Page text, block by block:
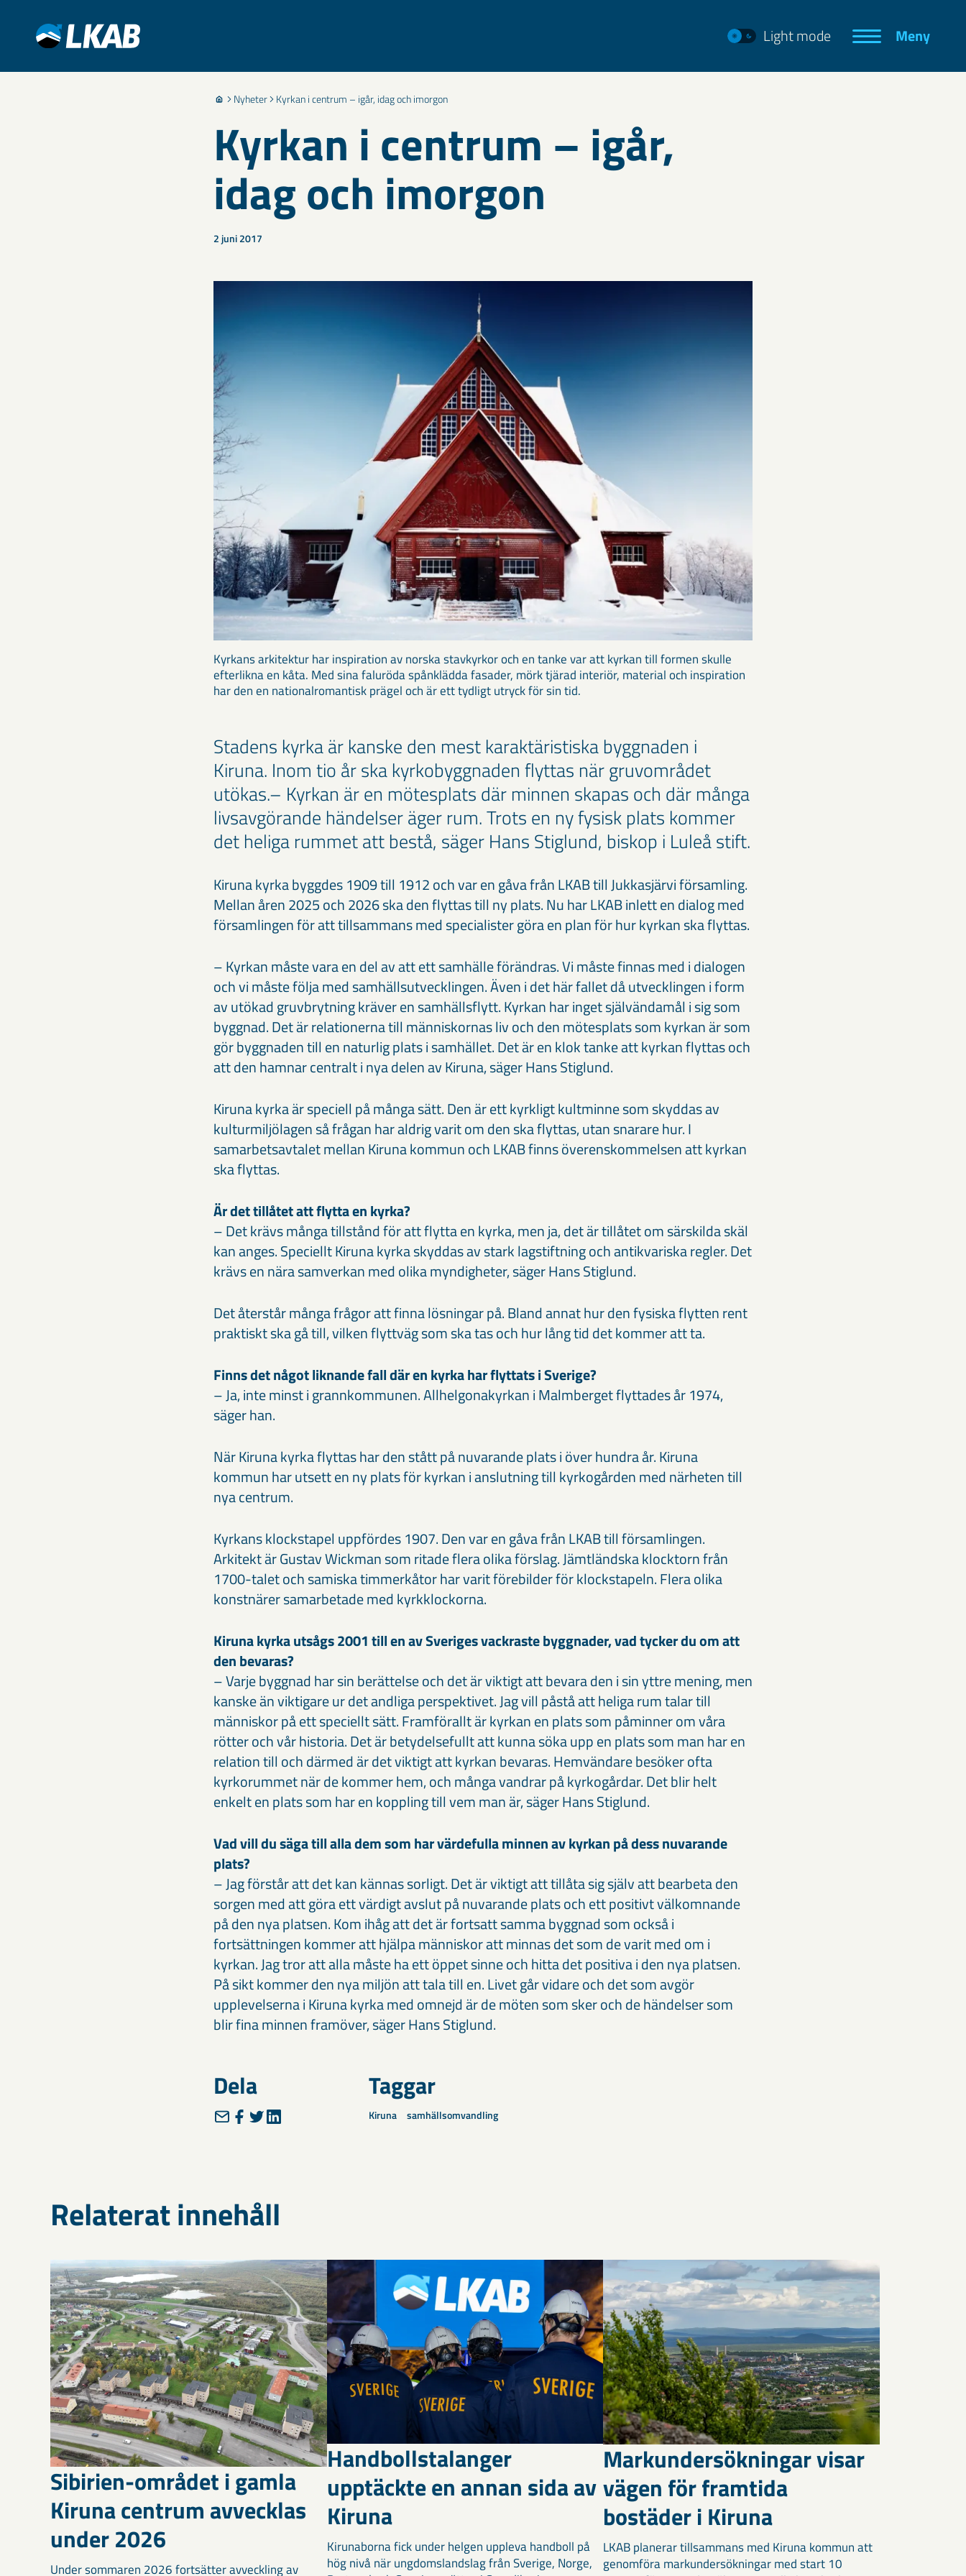
Light mode Meny
Nyheter Kyrkan i centrum – igår, idag och imorgon
Kyrkan i centrum – igår,
idag och imorgon
2 juni 2017
Kyrkans arkitektur har inspiration av norska stavkyrkor och en tanke var att kyrkan till formen skulle
efterlikna en kåta. Med sina faluröda spånklädda fasader, mörk tjärad interiör, material och inspiration
har den en nationalromantisk prägel och är ett tydligt utryck för sin tid.
Stadens kyrka är kanske den mest karaktäristiska byggnaden i
Kiruna. Inom tio år ska kyrkobyggnaden flyttas när gruvområdet
utökas.– Kyrkan är en mötesplats där minnen skapas och där många
livsavgörande händelser äger rum. Trots en ny fysisk plats kommer
det heliga rummet att bestå, säger Hans Stiglund, biskop i Luleå stift.
Kiruna kyrka byggdes 1909 till 1912 och var en gåva från LKAB till Jukkasjärvi församling.
Mellan åren 2025 och 2026 ska den flyttas till ny plats. Nu har LKAB inlett en dialog med
församlingen för att tillsammans med specialister göra en plan för hur kyrkan ska flyttas.
– Kyrkan måste vara en del av att ett samhälle förändras. Vi måste finnas med i dialogen
och vi måste följa med samhällsutvecklingen. Även i det här fallet då utvecklingen i form
av utökad gruvbrytning kräver en samhällsflytt. Kyrkan har inget självändamål i sig som
byggnad. Det är relationerna till människornas liv och den mötesplats som kyrkan är som
gör byggnaden till en naturlig plats i samhället. Det är en klok tanke att kyrkan flyttas och
att den hamnar centralt i nya delen av Kiruna, säger Hans Stiglund.
Kiruna kyrka är speciell på många sätt. Den är ett kyrkligt kultminne som skyddas av
kulturmiljölagen så frågan har aldrig varit om den ska flyttas, utan snarare hur. I
samarbetsavtalet mellan Kiruna kommun och LKAB finns överenskommelsen att kyrkan
ska flyttas.
Är det tillåtet att flytta en kyrka?
– Det krävs många tillstånd för att flytta en kyrka, men ja, det är tillåtet om särskilda skäl
kan anges. Speciellt Kiruna kyrka skyddas av stark lagstiftning och antikvariska regler. Det
krävs en nära samverkan med olika myndigheter, säger Hans Stiglund.
Det återstår många frågor att finna lösningar på. Bland annat hur den fysiska flytten rent
praktiskt ska gå till, vilken flyttväg som ska tas och hur lång tid det kommer att ta.
Finns det något liknande fall där en kyrka har flyttats i Sverige?
– Ja, inte minst i grannkommunen. Allhelgonakyrkan i Malmberget flyttades år 1974,
säger han.
När Kiruna kyrka flyttas har den stått på nuvarande plats i över hundra år. Kiruna
kommun har utsett en ny plats för kyrkan i anslutning till kyrkogården med närheten till
nya centrum.
Kyrkans klockstapel uppfördes 1907. Den var en gåva från LKAB till församlingen.
Arkitekt är Gustav Wickman som ritade flera olika förslag. Jämtländska klocktorn från
1700-talet och samiska timmerkåtor har varit förebilder för klockstapeln. Flera olika
konstnärer samarbetade med kyrkklockorna.
Kiruna kyrka utsågs 2001 till en av Sveriges vackraste byggnader, vad tycker du om att
den bevaras?
– Varje byggnad har sin berättelse och det är viktigt att bevara den i sin yttre mening, men
kanske än viktigare ur det andliga perspektivet. Jag vill påstå att heliga rum talar till
människor på ett speciellt sätt. Framförallt är kyrkan en plats som påminner om våra
rötter och vår historia. Det är betydelsefullt att kunna söka upp en plats som man har en
relation till och därmed är det viktigt att kyrkan bevaras. Hemvändare besöker ofta
kyrkorummet när de kommer hem, och många vandrar på kyrkogårdar. Det blir helt
enkelt en plats som har en koppling till vem man är, säger Hans Stiglund.
Vad vill du säga till alla dem som har värdefulla minnen av kyrkan på dess nuvarande
plats?
– Jag förstår att det kan kännas sorligt. Det är viktigt att tillåta sig själv att bearbeta den
sorgen med att göra ett värdigt avslut på nuvarande plats och ett positivt välkomnande
på den nya platsen. Kom ihåg att det är fortsatt samma byggnad som också i
fortsättningen kommer att hjälpa människor att minnas det som de varit med om i
kyrkan. Jag tror att alla måste ha ett öppet sinne och hitta det positiva i den nya platsen.
På sikt kommer den nya miljön att tala till en. Livet går vidare och det som avgör
upplevelserna i Kiruna kyrka med omnejd är de möten som sker och de händelser som
blir fina minnen framöver, säger Hans Stiglund.
Dela Taggar
Kiruna samhällsomvandling
Relaterat innehåll
Sibirien-området i gamla
Kiruna centrum avvecklas
under 2026
Under sommaren 2026 fortsätter avveckling av
Handbollstalanger
upptäckte en annan sida av
Kiruna
Kirunaborna fick under helgen uppleva handboll på
hög nivå när ungdomslandslag från Sverige, Norge,
Markundersökningar visar
vägen för framtida
bostäder i Kiruna
LKAB planerar tillsammans med Kiruna kommun att
genomföra markundersökningar med start 10